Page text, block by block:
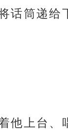
筒递给
他上台